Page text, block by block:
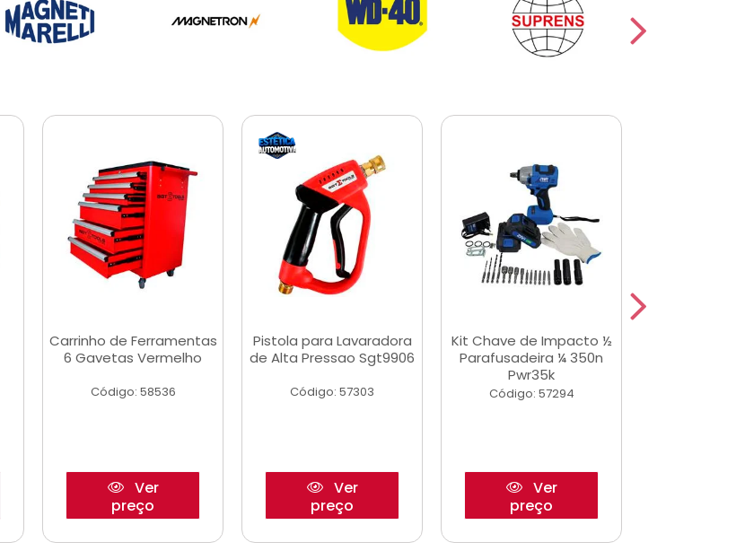
Carrinho de Ferramentas
6 Gavetas Vermelho
Código: 58536
Ver
preço
Pistola para Lavaradora
de Alta Pressao Sgt9906
Código: 57303
Ver
preço
Kit Chave de Impacto ½
Parafusadeira ¼ 350n
Pwr35k
Código: 57294
Ver
preço